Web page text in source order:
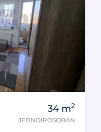
34 m2
JEDNOIPOSOBAN